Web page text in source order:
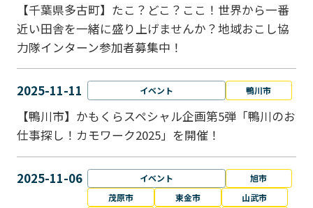
【千葉県多古町】たこ？どこ？ここ！世界から一番
近い田舎を一緒に盛り上げませんか？地域おこし協
力隊インターン参加者募集中！
2025-11-11 イベント 鴨川市
【鴨川市】かもくらスペシャル企画第5弾「鴨川のお
仕事探し！カモワーク2025」を開催！
2025-11-06 イベント
旭市
茂原市
東金市
山武市